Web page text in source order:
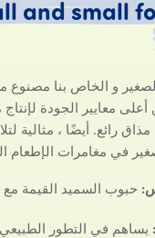
small
and
tall
و الخاص بنا مصنوع
معايير الجودة لإنتاج
رائع. أيضًا ، مثالية
في مغامرات الإطعام
حبوب السميد القيمة مع
يساهم في التطور